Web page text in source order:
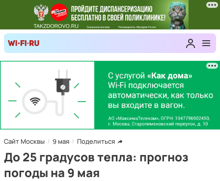
Сайт Москвы 9 мая Поделиться
До 25 градусов тепла: прогноз
погоды на 9 мая